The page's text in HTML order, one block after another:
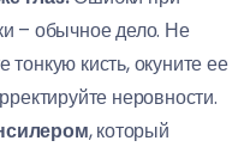
– обычное дело. Не
кисть, окуните ее
неровности.
, который